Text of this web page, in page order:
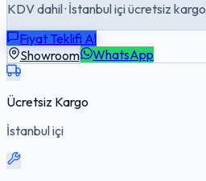
KDV dahil · İstanbul içi ücretsiz kargo
Fiyat Teklifi Al
Showroom
WhatsApp
Ücretsiz Kargo
İstanbul içi